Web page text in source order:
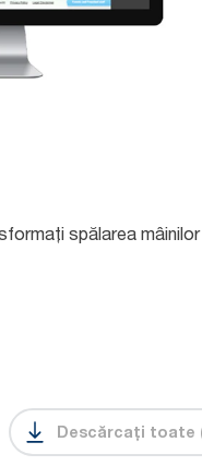
spălarea mâinilor
Descărcați toate